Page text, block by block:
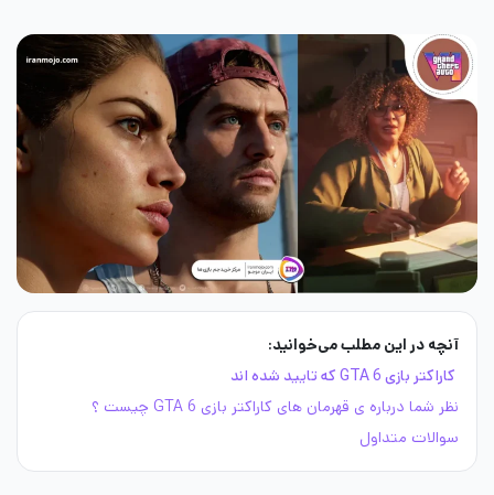
آنچه در این مطلب می‌خوانید:
کاراکتر بازی GTA 6 که تایید شده اند
نظر شما درباره ی قهرمان های کاراکتر بازی GTA 6 چیست ؟
سوالات متداول